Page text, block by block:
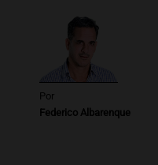
Por
Federico Albarenque